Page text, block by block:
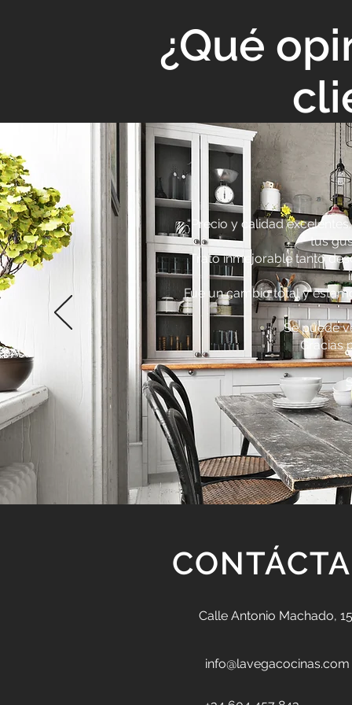
¿Qué
“Precio y calidad
tus
Trato inmejorable tanto
Fue un cambio total y
Se puede
Gracias
Calle Antonio Machado,
info@lavegacocinas.com